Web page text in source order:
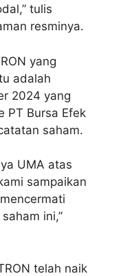
tulis
resminya.
yang
adalah
2024 yang
PT Bursa Efek
saham.
UMA atas
sampaikan
ini,”
telah naik